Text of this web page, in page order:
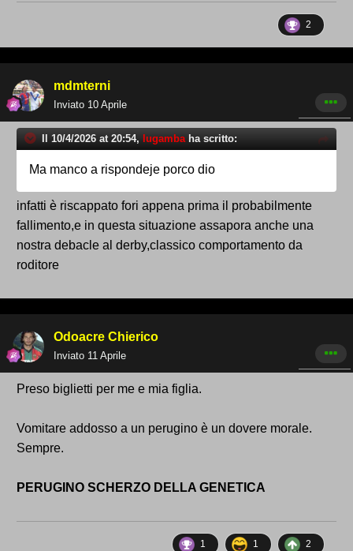
2
mdmterni
Inviato 10 Aprile
Il 10/4/2026 at 20:54, lugambaha scritto:
Ma manco a rispondeje porco dio
infatti è riscappato fori appena prima il probabilmente
fallimento,e in questa situazione assapora anche una
nostra debacle al derby,classico comportamento da
roditore
Odoacre Chierico
Inviato 11 Aprile
Preso biglietti per me e mia figlia.
Vomitare addosso a un perugino è un dovere morale.
Sempre.
PERUGINO SCHERZO DELLA GENETICA
1 1 2